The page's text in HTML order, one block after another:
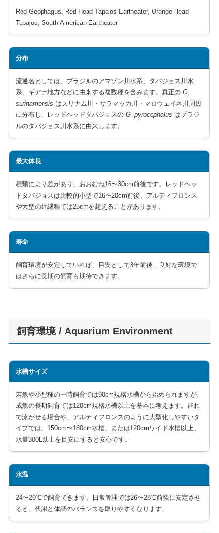
Red Geophagus, Red Head Tapajos Eartheater, Orange Head
Tapajos, South American Eartheater
分布
流通名としては、ブラジルのアマゾン川水系、タパジョス川水
系、ギアナ地方などに由来する複数種を含みます。真正のG.
surinamensis はスリナム川・サラマッカ川・マロウェイネ川周辺
に分布し、レッドヘッドタパジョスのG. pyrocephalus はブラジ
ルのタパジョス川水系に由来します。
最大体長
種類により差があり、おおむね16〜30cm前後です。レッドヘッ
ドタパジョスは比較的小型で16〜20cm前後、アルティフロンス
や大型の近縁種では25cmを超えることがあります。
寿命
飼育環境が安定していれば、目安として8年前後、良好な環境で
はさらに長期の飼育も期待できます。
飼育環境 / Aquarium Environment
水槽サイズ
若魚や小型種の一時飼育では90cm規格水槽から始められますが、
成魚の長期飼育では120cm規格水槽以上を基本に考えます。群れ
で泳がせる場合や、アルティフロンスのように大型化しやすいタ
イプでは、150cm〜180cm水槽、または120cmワイド水槽以上、
水量300L以上を目安にすると安心です。
水温
24〜29℃で飼育できます。日常管理では26〜28℃前後に安定させ
ると、代謝と体調のバランスを取りやすくなります。